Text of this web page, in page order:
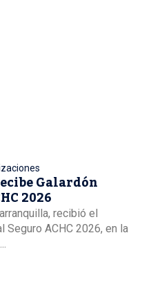
Galardón
2026
recibió el
Seguro ACHC 2026, en la